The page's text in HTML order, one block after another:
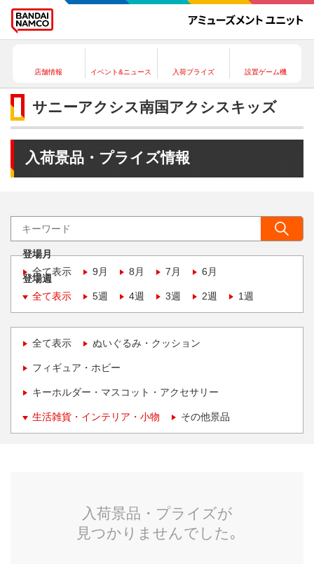
店舗情報 イベント&ニュース 入荷プライズ 設置ゲーム機
サニーアクシス南国アクシスキッズ
入荷景品・プライズ情報
登場月
全て表示
9月 8月 7月 6月
登場週
全て表示
5週 4週 3週 2週 1週
全て表示 ぬいぐるみ・クッション
フィギュア・ホビー
キーホルダー・マスコット・アクセサリー
生活雑貨・インテリア・小物 その他景品